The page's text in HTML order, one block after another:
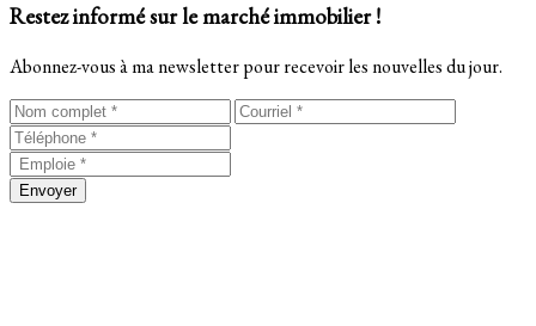
Restez informé sur le marché immobilier !
Abonnez-vous à ma newsletter pour recevoir les nouvelles du jour.
Envoyer